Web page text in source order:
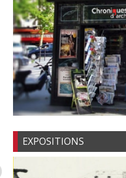
EXPOSITIONS